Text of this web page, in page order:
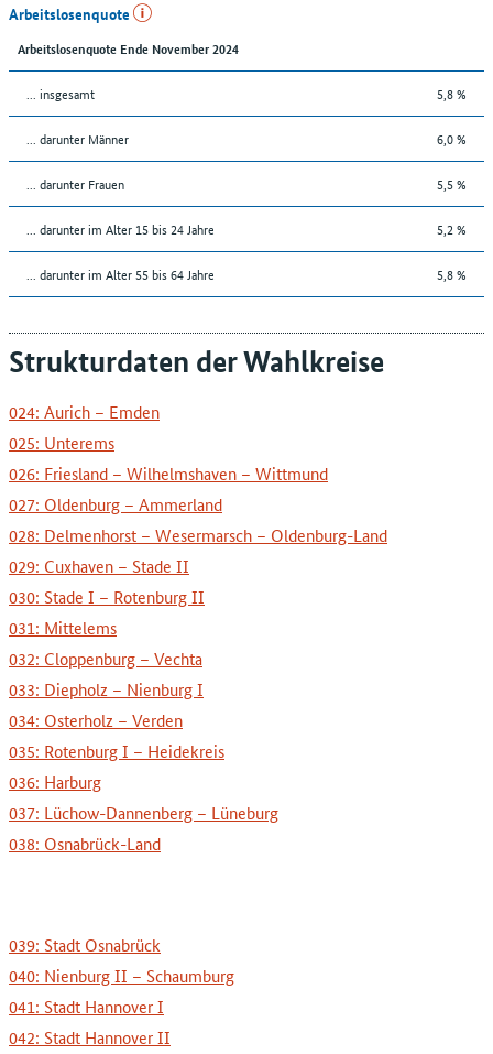
Arbeitslosenquote
Arbeitslosenquote Ende November 2024
... insgesamt 5,8 %
... darunter Männer 6,0 %
... darunter Frauen 5,5 %
... darunter im Alter 15 bis 24 Jahre 5,2 %
... darunter im Alter 55 bis 64 Jahre 5,8 %
Strukturdaten der Wahlkreise
024: Aurich – Emden
025: Unterems
026: Friesland – Wilhelmshaven – Wittmund
027: Oldenburg – Ammerland
028: Delmenhorst – Wesermarsch – Oldenburg-Land
029: Cuxhaven – Stade II
030: Stade I – Rotenburg II
031: Mittelems
032: Cloppenburg – Vechta
033: Diepholz – Nienburg I
034: Osterholz – Verden
035: Rotenburg I – Heidekreis
036: Harburg
037: Lüchow-Dannenberg – Lüneburg
038: Osnabrück-Land
039: Stadt Osnabrück
040: Nienburg II – Schaumburg
041: Stadt Hannover I
042: Stadt Hannover II